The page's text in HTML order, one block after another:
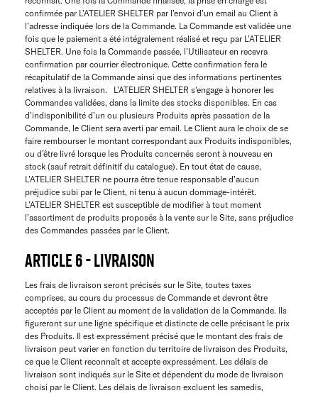
confirmée par L’ATELIER SHELTER par l’envoi d’un email au Client à
l’adresse indiquée lors de la Commande. La Commande est validée une
fois que le paiement a été intégralement réalisé et reçu par L’ATELIER
SHELTER. Une fois la Commande passée, l’Utilisateur en recevra
confirmation par courrier électronique. Cette confirmation fera le
récapitulatif de la Commande ainsi que des informations pertinentes
relatives à la livraison. L’ATELIER SHELTER s'engage à honorer les
Commandes validées, dans la limite des stocks disponibles. En cas
d’indisponibilité d’un ou plusieurs Produits après passation de la
Commande, le Client sera averti par email. Le Client aura le choix de se
faire rembourser le montant correspondant aux Produits indisponibles,
ou d’être livré lorsque les Produits concernés seront à nouveau en
stock (sauf retrait définitif du catalogue). En tout état de cause,
L’ATELIER SHELTER ne pourra être tenue responsable d’aucun
préjudice subi par le Client, ni tenu à aucun dommage-intérêt.
L’ATELIER SHELTER est susceptible de modifier à tout moment
l’assortiment de produits proposés à la vente sur le Site, sans préjudice
des Commandes passées par le Client.
ARTICLE 6 - LIVRAISON
Les frais de livraison seront précisés sur le Site, toutes taxes
comprises, au cours du processus de Commande et devront être
acceptés par le Client au moment de la validation de la Commande. Ils
figureront sur une ligne spécifique et distincte de celle précisant le prix
des Produits. Il est expressément précisé que le montant des frais de
livraison peut varier en fonction du territoire de livraison des Produits,
ce que le Client reconnaît et accepte expressément. Les délais de
livraison sont indiqués sur le Site et dépendent du mode de livraison
choisi par le Client. Les délais de livraison excluent les samedis,